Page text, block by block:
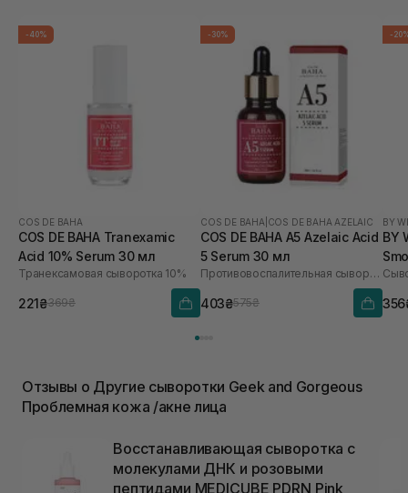
-40%
COS DE BAHA
COS DE BAHA Tranexamic
Acid 10% Serum 30 мл
Транексамовая сыворотка 10%
221₴369₴
-30%
COS DE BAHA COS DE BAHA AZELAIC
COS DE BAHA A5 Azelaic Acid
5 Serum 30 мл
Противовоспалительная сыворотка с азелаиновой кислотой
403₴575₴
-
BY
BY
10
Отзывы о Другие сыворотки Geek and Gorgeous
Проблемная кожа /акне лица
Восстанавливающая сыворотка с
молекулами ДНК и розовыми
пептидами MEDICUBE PDRN Pink